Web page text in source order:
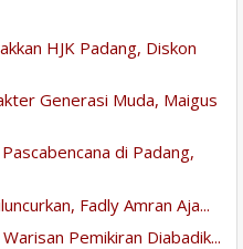
HJK Padang, Diskon
Generasi Muda, Maigus
di Padang,
Fadly Amran Aja...
Pemikiran Diabadik...